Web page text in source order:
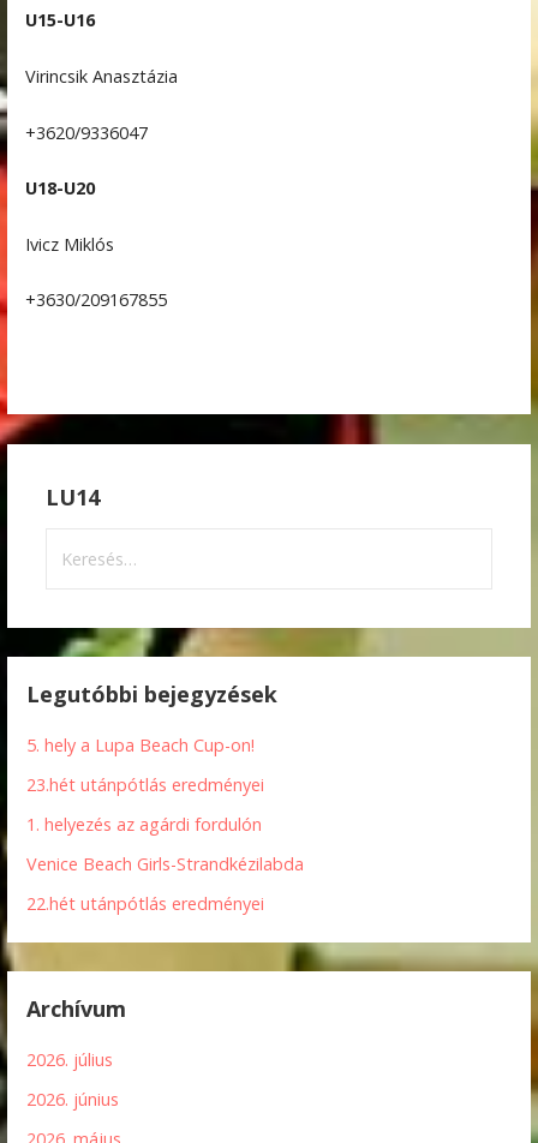
U15-U16
Virincsik Anasztázia
+3620/9336047
U18-U20
Ivicz Miklós
+3630/209167855
LU14
Legutóbbi bejegyzések
5. hely a Lupa Beach Cup-on!
23.hét utánpótlás eredményei
1. helyezés az agárdi fordulón
Venice Beach Girls-Strandkézilabda
22.hét utánpótlás eredményei
Archívum
2026. július
2026. június
2026. május